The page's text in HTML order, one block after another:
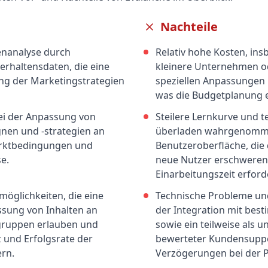
durch
die eine
der Marketingstrategien
der Anpassung von
und -strategien an
und
die eine
von Inhalten an
erlauben und
und Erfolgsrate der
Nachteile
Relativ hohe Kosten,
kleinere Unternehmen
speziellen
was die Budgetplanung
Steilere Lernkurve und
überladen
Benutzeroberfläche,
neue Nutzer
Einarbeitungszeit
Technische Probleme
der Integration mit
sowie ein teilweise als
bewerteter
Verzögerungen bei der